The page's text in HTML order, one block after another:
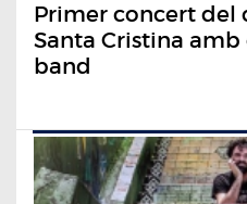
Primer concert del
Santa Cristina
band